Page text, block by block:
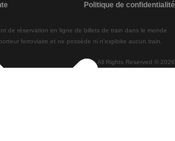
de Lisbonne à Braga
de Braga à Lisbonne All Rights Reserved © 2026
de réservation en ligne de billets de train dans le monde
ferroviaire et ne possède ni n'exploite aucun train.
Politique de confidentialité